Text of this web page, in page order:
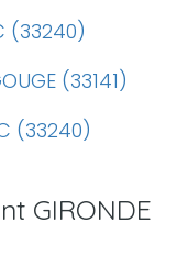
(33240)
(33141)
(33240)
GIRONDE